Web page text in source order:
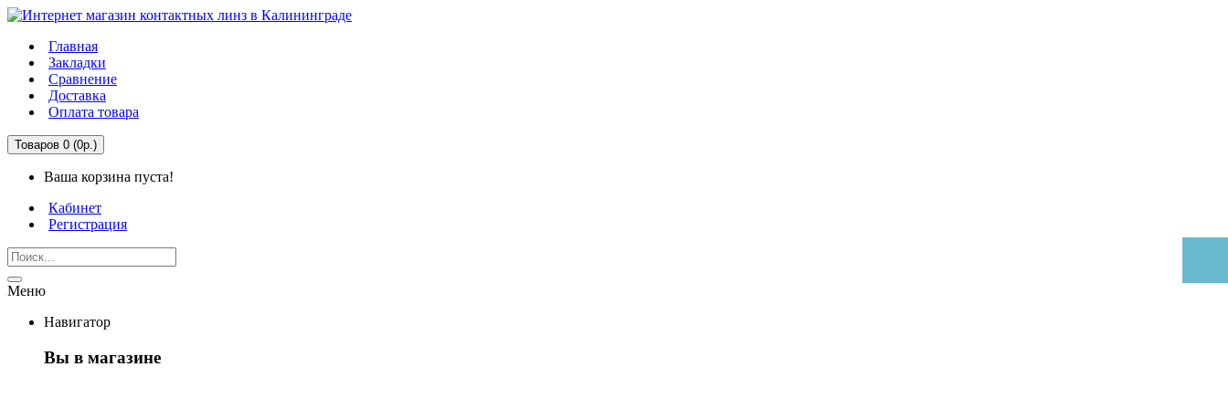
Главная
Закладки
Сравнение
Доставка
Оплата товара
Товаров 0 (0р.)
Ваша корзина пуста!
Кабинет
Регистрация
Меню
Навигатор
Вы в магазине